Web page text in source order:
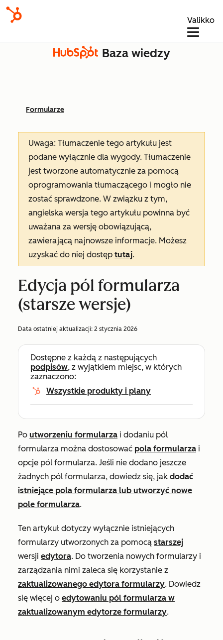
Valikko
Baza wiedzy
Formularze
Uwaga: Tłumaczenie tego artykułu jest
podane wyłącznie dla wygody. Tłumaczenie
jest tworzone automatycznie za pomocą
oprogramowania tłumaczącego i mogło nie
zostać sprawdzone. W związku z tym,
angielska wersja tego artykułu powinna być
uważana za wersję obowiązującą,
zawierającą najnowsze informacje. Możesz
uzyskać do niej dostęp tutaj.
Edycja pól formularza
(starsze wersje)
Data ostatniej aktualizacji: 2 stycznia 2026
Dostępne z każdą z następujących
podpisów, z wyjątkiem miejsc, w których
zaznaczono:
Wszystkie produkty i plany
Po utworzeniu formularza i dodaniu pól
formularza można dostosować pola formularza i
opcje pól formularza. Jeśli nie dodano jeszcze
żadnych pól formularza, dowiedz się, jak dodać
istniejące pola formularza lub utworzyć nowe
pole formularza.
Ten artykuł dotyczy wyłącznie istniejących
formularzy utworzonych za pomocą starszej
wersji edytora. Do tworzenia nowych formularzy i
zarządzania nimi zaleca się korzystanie z
zaktualizowanego edytora formularzy. Dowiedz
się więcej o edytowaniu pól formularza w
zaktualizowanym edytorze formularzy.